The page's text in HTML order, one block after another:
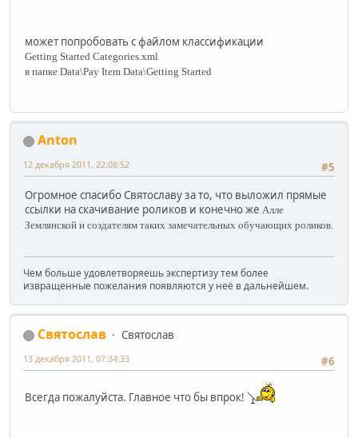
может попробовать с файлом классификации
Getting Started Categories.xml
в папке Data\Pay Item Data\Getting Started
Anton
#5
12 декабря 2011, 22:08:52
Огромное спасибо Святославу за то, что выложил прямые
ссылки на скачивание роликов и конечно же Алле
Землянской и создателям таких замечательных обучающих роликов.
Чем больше удовлетворяешь экспертизу тем более
извращенные пожелания появляются у неё в дальнейшем.
Святослав
Святослав
#6
13 декабря 2011, 07:34:33
Всегда пожалуйста. Главное что бы впрок!